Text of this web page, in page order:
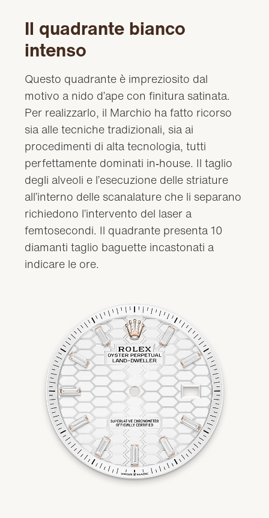
Il quadrante bianco
intenso
Questo quadrante è impreziosito dal
motivo a nido d’ape con finitura satinata.
Per realizzarlo, il Marchio ha fatto ricorso
sia alle tecniche tradizionali, sia ai
procedimenti di alta tecnologia, tutti
perfettamente dominati in‑house. Il taglio
degli alveoli e l’esecuzione delle striature
all’interno delle scanalature che li separano
richiedono l’intervento del laser a
femtosecondi. Il quadrante presenta 10
diamanti taglio baguette incastonati a
indicare le ore.